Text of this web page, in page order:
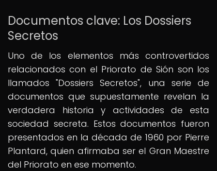
Documentos clave: Los Dossiers
Secretos
Uno de los elementos más controvertidos
relacionados con el Priorato de Sión son los
llamados "Dossiers Secretos", una serie de
documentos que supuestamente revelan la
verdadera historia y actividades de esta
sociedad secreta. Estos documentos fueron
presentados en la década de 1960 por Pierre
Plantard, quien afirmaba ser el Gran Maestre
del Priorato en ese momento.